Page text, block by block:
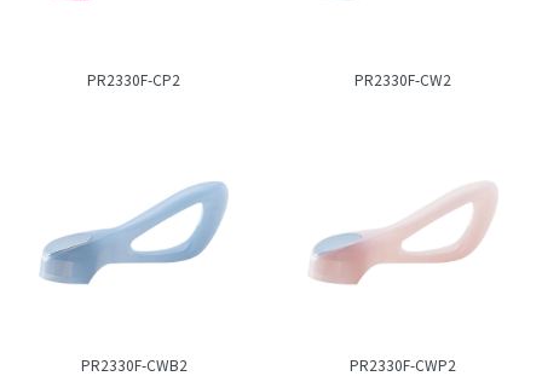
PR2330F-CP2 PR2330F-CW2
PR2330F-CWB2 PR2330F-CWP2